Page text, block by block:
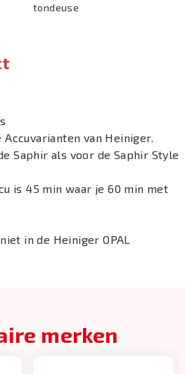
van Heiniger.
Saphir als voor de Saphir Style
is 45 min waar je 60 min met
in de Heiniger OPAL
tondeuse
merken